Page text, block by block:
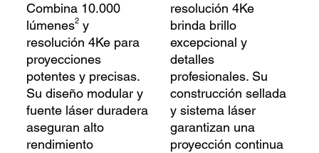
Combina 10.000
lúmenes2 y
resolución 4Ke para
proyecciones
potentes y precisas.
Su diseño modular y
fuente láser duradera
aseguran alto
rendimiento
resolución 4Ke
brinda brillo
excepcional y
detalles
profesionales. Su
construcción sellada
y sistema láser
garantizan una
proyección continua